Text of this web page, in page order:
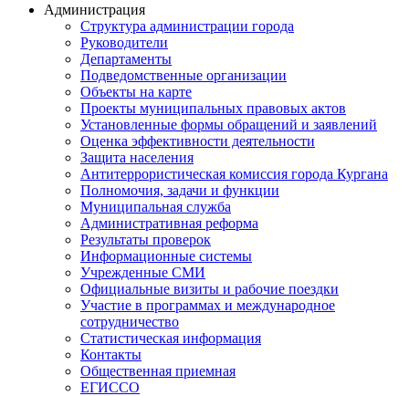
Администрация
Структура администрации города
Руководители
Департаменты
Подведомственные организации
Объекты на карте
Проекты муниципальных правовых актов
Установленные формы обращений и заявлений
Оценка эффективности деятельности
Защита населения
Антитеррористическая комиссия города Кургана
Полномочия, задачи и функции
Муниципальная служба
Административная реформа
Результаты проверок
Информационные системы
Учрежденные СМИ
Официальные визиты и рабочие поездки
Участие в программах и международное
сотрудничество
Статистическая информация
Контакты
Общественная приемная
ЕГИССО